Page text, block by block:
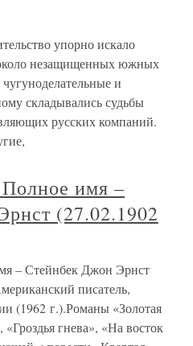
упорно искало
незащищенных южных
и
складывались судьбы
русских компаний.
имя –
(27.02.1902
– Стейнбек Джон Эрнст
писатель,
(1962 г.).Романы «Золотая
гнева», «На восток